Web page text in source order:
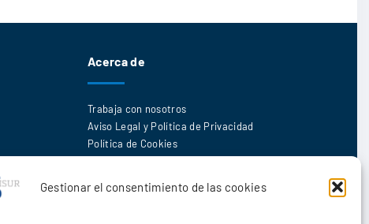
Gestionar el consentimiento de las cookies
Acerca de
Trabaja con nosotros
Aviso Legal y Política de Privacidad
Política de Cookies